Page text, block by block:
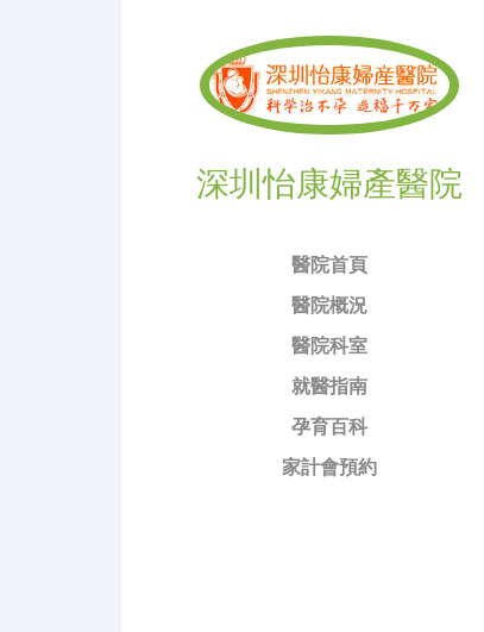
深圳怡康婦產醫院
醫院首頁
醫院概況
醫院科室
就醫指南
孕育百科
家計會預約